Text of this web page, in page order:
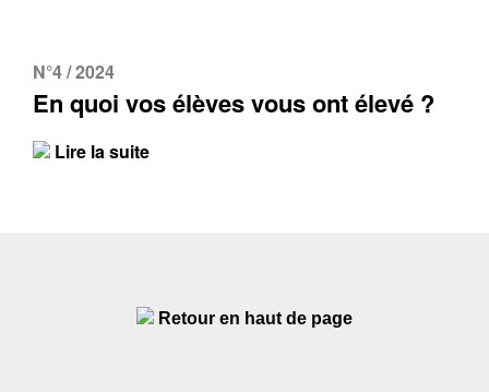
N°4 / 2024
En quoi vos élèves vous ont élevé ?
Lire la suite
Retour en haut de page